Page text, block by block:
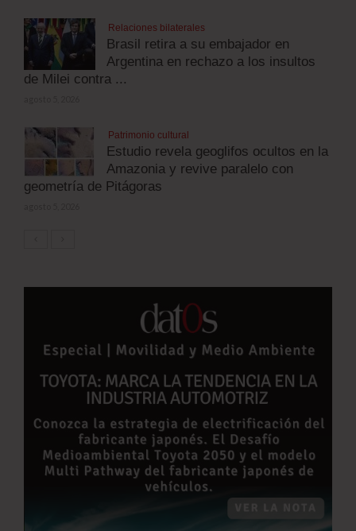
Relaciones bilaterales
Brasil retira a su embajador en
Argentina en rechazo a los insultos
de Milei contra ...
Patrimonio cultural
Estudio revela geoglifos ocultos en la
Amazonia y revive paralelo con
geometría de Pitágoras